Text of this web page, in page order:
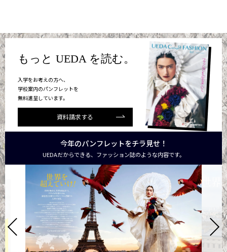
もっと UEDA を読む。
入学をお考えの方へ、
学校案内のパンフレットを
無料進呈しています。
資料請求する
今年のパンフレットをチラ見せ！
UEDAだからできる、ファッション誌のような内容です。